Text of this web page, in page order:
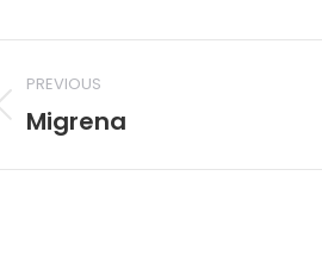
PREVIOUS
Previous
Migrena